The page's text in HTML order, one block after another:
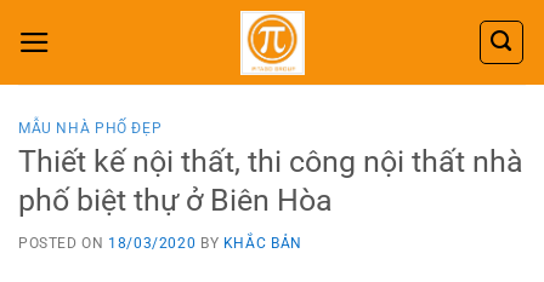
content
MẪU NHÀ PHỐ ĐẸP
Thiết kế nội thất, thi công nội thất nhà
phố biệt thự ở Biên Hòa
POSTED ON 18/03/2020 BY KHẮC BẢN